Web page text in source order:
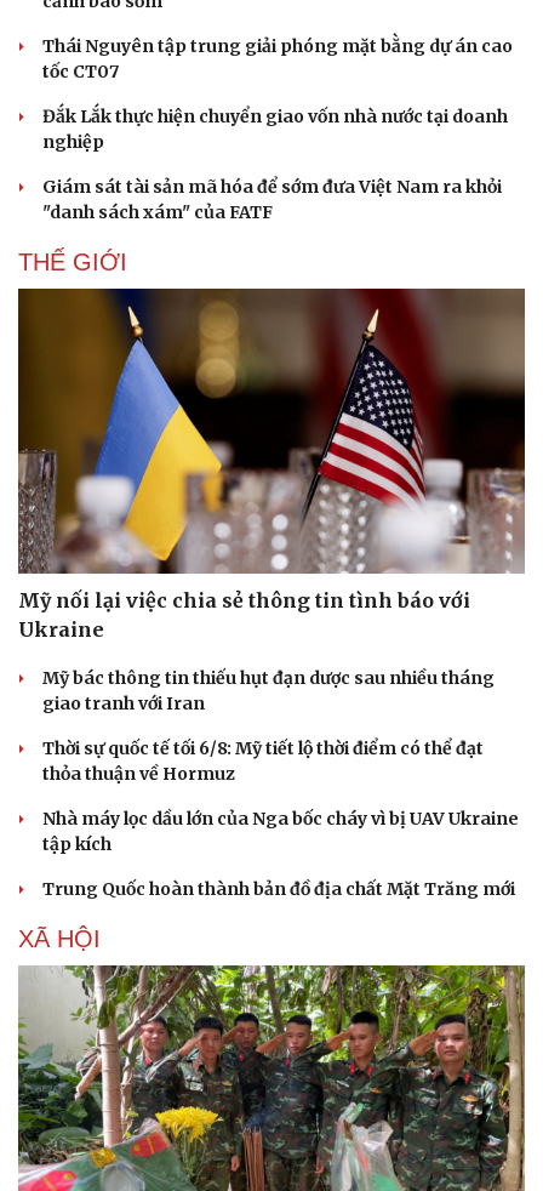
Thông tin doanh nghiệp
Doanh nghiệp 24h
Vì cộng đồng
Sành điệu
Trải nghiệm
Chuyển đổi số
Thái Nguyên tập trung giải phóng mặt bằng dự án cao
tốc CT07
Đắk Lắk thực hiện chuyển giao vốn nhà nước tại doanh
nghiệp
Giám sát tài sản mã hóa để sớm đưa Việt Nam ra khỏi
"danh sách xám" của FATF
THẾ GIỚI
Mỹ nối lại việc chia sẻ thông tin tình báo với
Ukraine
Mỹ bác thông tin thiếu hụt đạn dược sau nhiều tháng
giao tranh với Iran
Thời sự quốc tế tối 6/8: Mỹ tiết lộ thời điểm có thể đạt
thỏa thuận về Hormuz
Nhà máy lọc dầu lớn của Nga bốc cháy vì bị UAV Ukraine
tập kích
Trung Quốc hoàn thành bản đồ địa chất Mặt Trăng mới
XÃ HỘI